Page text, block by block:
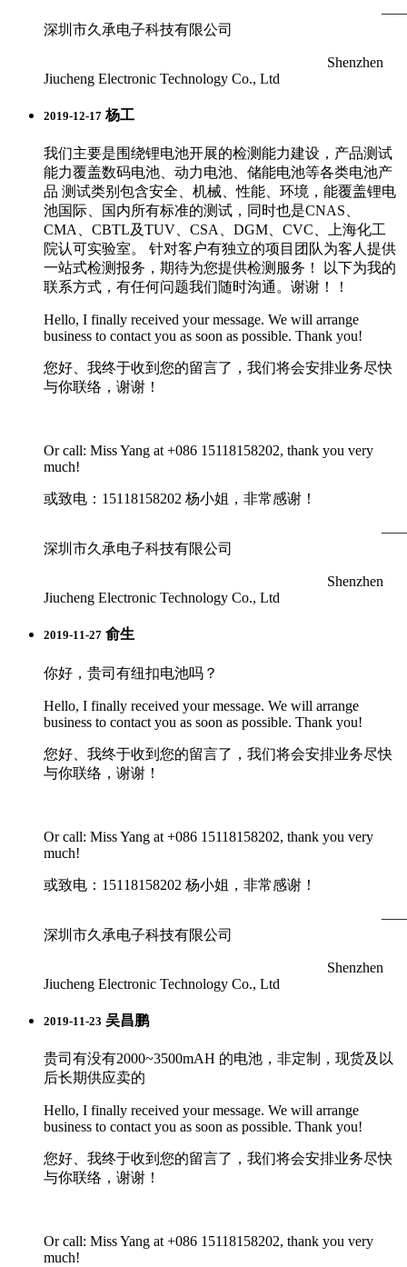
深圳市久承电子科技有限公司
Shenzhen
Jiucheng Electronic Technology Co., Ltd
2019-12-17 杨工
我们主要是围绕锂电池开展的检测能力建设，产品测试
能力覆盖数码电池、动力电池、储能电池等各类电池产
品 测试类别包含安全、机械、性能、环境，能覆盖锂电
池国际、国内所有标准的测试，同时也是CNAS、
CMA、CBTL及TUV、CSA、DGM、CVC、上海化工
院认可实验室。 针对客户有独立的项目团队为客人提供
一站式检测报务，期待为您提供检测服务！ 以下为我的
联系方式，有任何问题我们随时沟通。谢谢！！
Hello, I finally received your message. We will arrange
business to contact you as soon as possible. Thank you!
您好、我终于收到您的留言了，我们将会安排业务尽快
与你联络，谢谢！
Or call: Miss Yang at +086 15118158202, thank you very
much!
或致电：15118158202 杨小姐，非常感谢！
深圳市久承电子科技有限公司
Shenzhen
Jiucheng Electronic Technology Co., Ltd
2019-11-27 俞生
你好，贵司有纽扣电池吗？
Hello, I finally received your message. We will arrange
business to contact you as soon as possible. Thank you!
您好、我终于收到您的留言了，我们将会安排业务尽快
与你联络，谢谢！
Or call: Miss Yang at +086 15118158202, thank you very
much!
或致电：15118158202 杨小姐，非常感谢！
深圳市久承电子科技有限公司
Shenzhen
Jiucheng Electronic Technology Co., Ltd
2019-11-23 吴昌鹏
贵司有没有2000~3500mAH 的电池，非定制，现货及以
后长期供应卖的
Hello, I finally received your message. We will arrange
business to contact you as soon as possible. Thank you!
您好、我终于收到您的留言了，我们将会安排业务尽快
与你联络，谢谢！
Or call: Miss Yang at +086 15118158202, thank you very
much!